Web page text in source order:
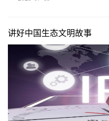
讲好中国生态文明故事